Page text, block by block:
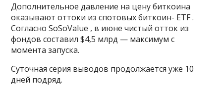
Дополнительное давление на цену биткоина
оказывают оттоки из спотовых биткоин- ETF .
Согласно SoSoValue , в июне чистый отток из
фондов составил $4,5 млрд — максимум с
момента запуска.
Суточная серия выводов продолжается уже 10
дней подряд.